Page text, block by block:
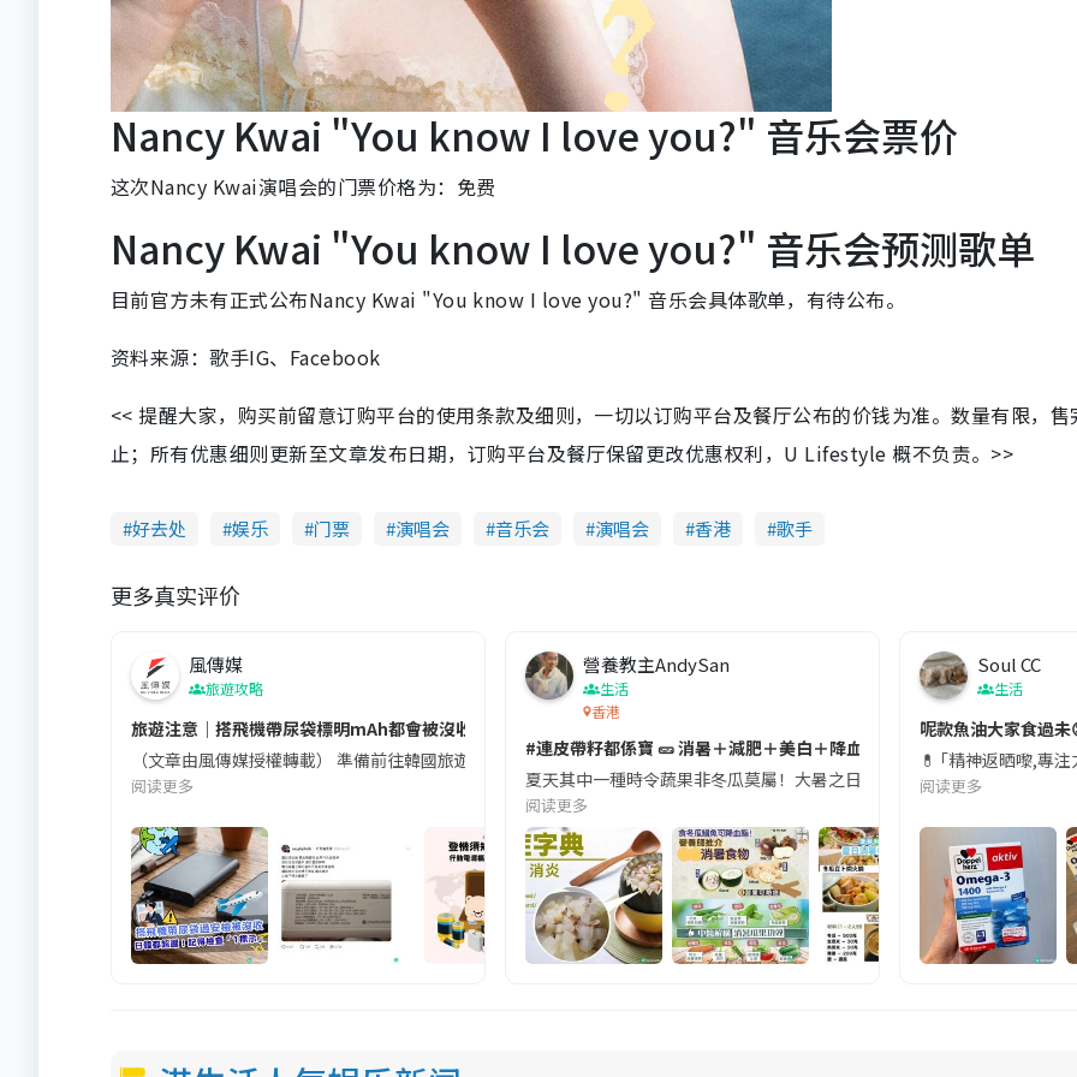
Nancy Kwai "You know I love you?" 音乐会票价
这次Nancy Kwai演唱会的门票价格为：免费
Nancy Kwai "You know I love you?" 音乐会预测歌单
目前官方未有正式公布Nancy Kwai "You know I love you?" 音乐会具体歌单，有待公布。
资料来源：歌手IG、Facebook
<< 提醒大家，购买前留意订购平台的使用条款及细则，一切以订购平台及餐厅公布的价钱为准。数量有限，售
止；所有优惠细则更新至文章发布日期，订购平台及餐厅保留更改优惠权利，U Lifestyle 概不负责。>>
好去处 娱乐 门票 演唱会 音乐会 演唱会 香港 歌手
更多真实评价
風傳媒
旅遊攻略
旅遊注意｜搭飛機帶尿袋標明mAh都會被沒收😱出發前切記檢查「1標示」🚨
（文章由風傳媒授權轉載） 準備前往韓國旅遊的民眾，近期要特別留意隨身行李中的行動電源。一名旅客日前在機場安檢
阅读更多
營養教主AndySan
生活
香港
#連皮帶籽都係寶 🥒 消暑＋減肥＋美白＋降血脂
夏天其中一種時令蔬果非冬瓜莫屬！大暑之日，點都要飲碗冬瓜湯消暑
阅读更多
Soul CC
生活
呢款魚油大家食過未
💊 ｢精神返晒嚟,專
阅读更多